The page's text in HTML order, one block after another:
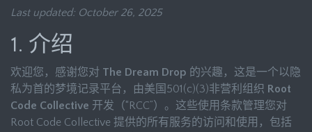
Last updated: October 26, 2025
1. 介绍
欢迎您，感谢您对 The Dream Drop 的兴趣，这是一个以隐
私为首的梦境记录平台，由美国501(c)(3)非营利组织 Root
Code Collective 开发（“RCC”）。这些使用条款管理您对
Root Code Collective 提供的所有服务的访问和使用，包括